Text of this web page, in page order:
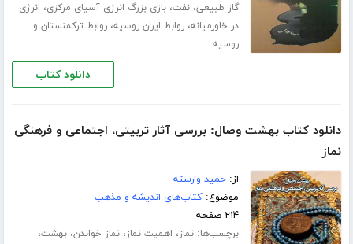
گاز طبیعی،نفت،بازی بزرگ انرژی آسیای مرکزی، انرژی
در خاورمیانه،روابط ایران روسیه،روابط ترکمنستان و
روسیه
دانلود کتاب
دانلود کتاب بهشت وصال: بررسی آثار تربیتی، اجتماعی و فرهنگی
نماز
از:حمید وارسته
موضوع:کتاب‌های اندیشه و مذهب
۲۱۴ صفحه
برچسب‌ها:نماز، اهمیت نماز،نماز خواندن،بهشت،